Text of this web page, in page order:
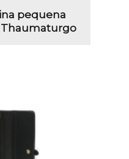
pequena